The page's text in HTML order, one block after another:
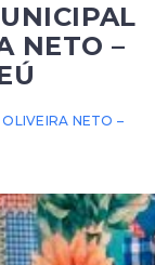
NETO –
NETO –